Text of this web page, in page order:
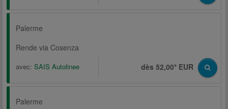
Palerme
Rende via Cosenza
avec: SAIS Autolinee dès 52,00* EUR
Palerme